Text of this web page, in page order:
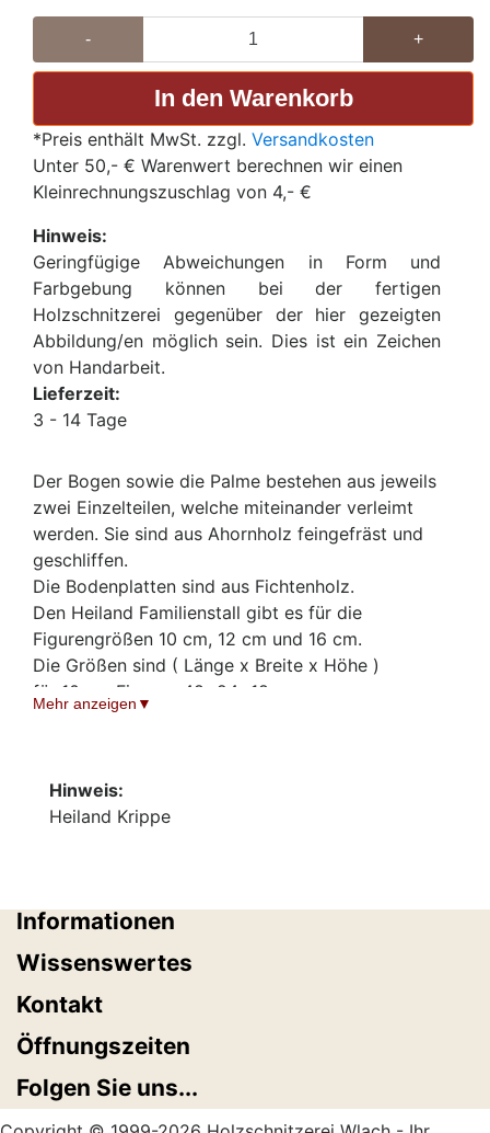
- +
*Preis enthält MwSt. zzgl. Versandkosten
Unter 50,- € Warenwert berechnen wir einen
Kleinrechnungszuschlag von 4,- €
Hinweis:
Geringfügige Abweichungen in Form und
Farbgebung können bei der fertigen
Holzschnitzerei gegenüber der hier gezeigten
Abbildung/en möglich sein. Dies ist ein Zeichen
von Handarbeit.
Lieferzeit:
3 - 14 Tage
Der Bogen sowie die Palme bestehen aus jeweils
zwei Einzelteilen, welche miteinander verleimt
werden. Sie sind aus Ahornholz feingefräst und
geschliffen.
Die Bodenplatten sind aus Fichtenholz.
Den Heiland Familienstall gibt es für die
Figurengrößen 10 cm, 12 cm und 16 cm.
Die Größen sind ( Länge x Breite x Höhe )
für 10 cm Figuren 48x24x18 cm
für 12 cm Figuren 52x28x22 cm
Mehr anzeigen
Hinweis:
Heiland Krippe
Informationen
Wissenswertes
Kontakt
Öffnungszeiten
Folgen Sie uns...